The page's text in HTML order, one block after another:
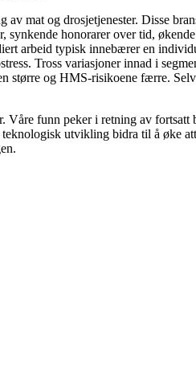
mat og drosjetjenester. Disse
synkende honorarer over tid,
arbeid typisk innebærer en
Tross variasjoner innad i
større og HMS-risikoene færre.
Våre funn peker i retning av fortsatt
utvikling bidra til å øke